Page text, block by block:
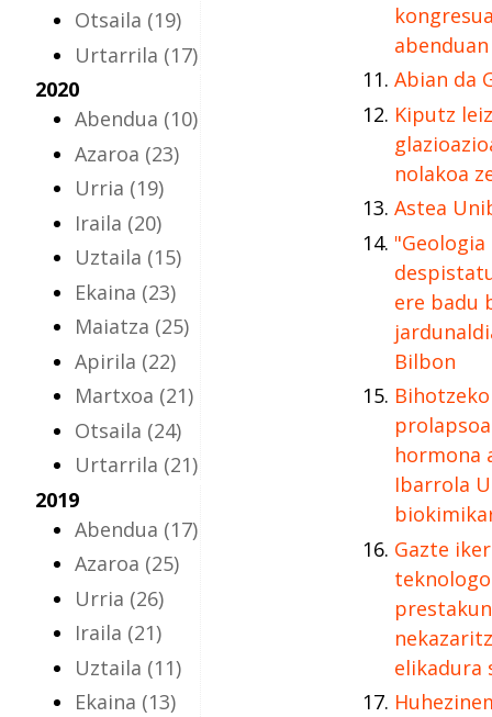
Otsaila (19)
Urtarrila (17)
2020
Abendua (10)
Azaroa (23)
Urria (19)
Iraila (20)
Uztaila (15)
Ekaina (23)
Maiatza (25)
Apirila (22)
Martxoa (21)
Otsaila (24)
Urtarrila (21)
2019
Abendua (17)
Azaroa (25)
Urria (26)
Iraila (21)
Uztaila (11)
Ekaina (13)
Abian da
Kiputz
nolakoa
Astea
ere badu
Bilbon
hormona
Ibarrola
Gazte
elikadura